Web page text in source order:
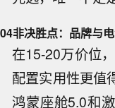
04非决胜点：品牌与
在15-20万价位
配置实用性更值
鸿蒙座舱5.0和